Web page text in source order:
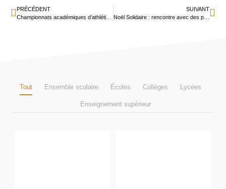
PRÉCÉDENT
Championnats académiques d’athlétisme en salle UNSS
SUIVANT
Noël Solidaire : rencontre avec des personnes âgées
Tout Ensemble scolaire Écoles Collèges Lycées
Enseignement supérieur